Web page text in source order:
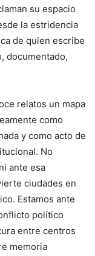
su espacio
la estridencia
de quien escribe
documentado,
relatos un mapa
como
y como acto de
No
ante esa
ciudades en
Estamos ante
político
entre centros
memoria